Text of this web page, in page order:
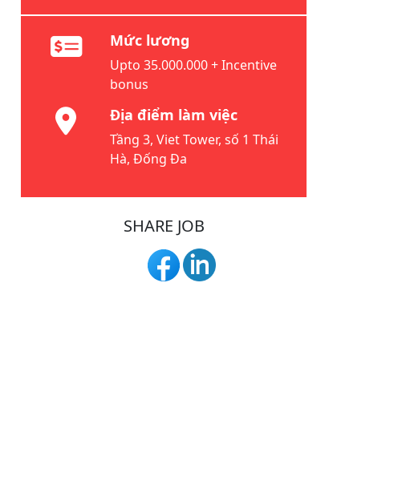
Mức lương
Upto 35.000.000 + Incentive
bonus
Địa điểm làm việc
Tầng 3, Viet Tower, số 1 Thái
Hà, Đống Đa
SHARE JOB